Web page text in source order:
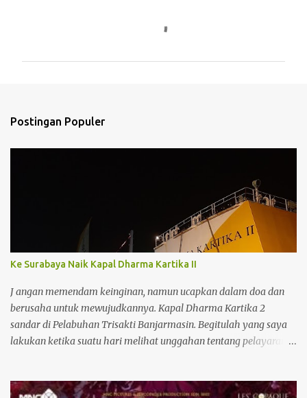
Postingan Populer
Ke Surabaya Naik Kapal Dharma Kartika II
J angan memendam keinginan, namun ucapkan dalam doa dan
berusaha untuk mewujudkannya. Kapal Dharma Kartika 2
sandar di Pelabuhan Trisakti Banjarmasin. Begitulah yang saya
lakukan ketika suatu hari melihat unggahan tentang pelayaran
penyeberangan dari Surabaya ke Banjarmasin dan sebaliknya.